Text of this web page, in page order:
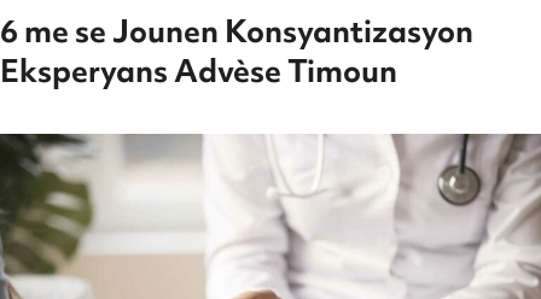
6 me se Jounen Konsyantizasyon
Eksperyans Advèse Timoun